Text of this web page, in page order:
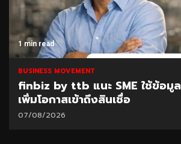
1 min read
BUSINESS MOVEMENT
finbiz by ttb แนะ SME ใช้ข้อมู
เพิ่มโอกาสเข้าถึงสินเชื่อ
07/08/2026